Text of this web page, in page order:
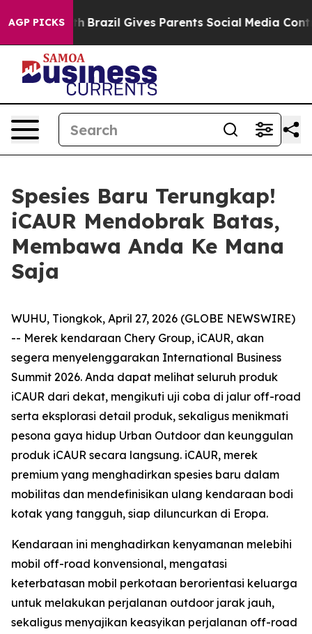
AGP PICKSBrazil Gives Parents Social Media Controls for
Spesies Baru Terungkap!
iCAUR Mendobrak Batas,
Membawa Anda Ke Mana
Saja
WUHU, Tiongkok, April 27, 2026 (GLOBE NEWSWIRE)
-- Merek kendaraan Chery Group, iCAUR, akan
segera menyelenggarakan International Business
Summit 2026. Anda dapat melihat seluruh produk
iCAUR dari dekat, mengikuti uji coba di jalur off-road
serta eksplorasi detail produk, sekaligus menikmati
pesona gaya hidup Urban Outdoor dan keunggulan
produk iCAUR secara langsung. iCAUR, merek
premium yang menghadirkan spesies baru dalam
mobilitas dan mendefinisikan ulang kendaraan bodi
kotak yang tangguh, siap diluncurkan di Eropa.
Kendaraan ini menghadirkan kenyamanan melebihi
mobil off-road konvensional, mengatasi
keterbatasan mobil perkotaan berorientasi keluarga
untuk melakukan perjalanan outdoor jarak jauh,
sekaligus menyajikan keasyikan perjalanan off-road